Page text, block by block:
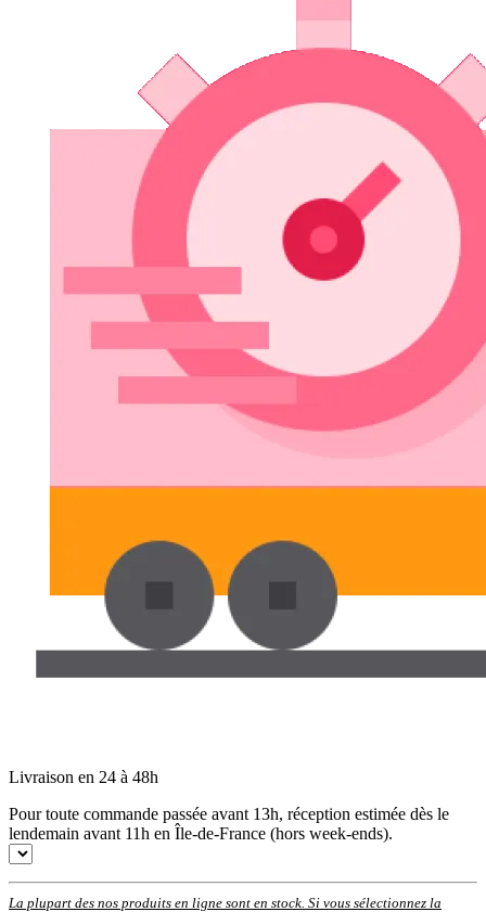
Livraison en 24 à 48h
Pour toute commande passée avant 13h, réception estimée dès le
lendemain avant 11h en Île-de-France (hors week-ends).
La plupart des nos produits en ligne sont en stock. Si vous sélectionnez la